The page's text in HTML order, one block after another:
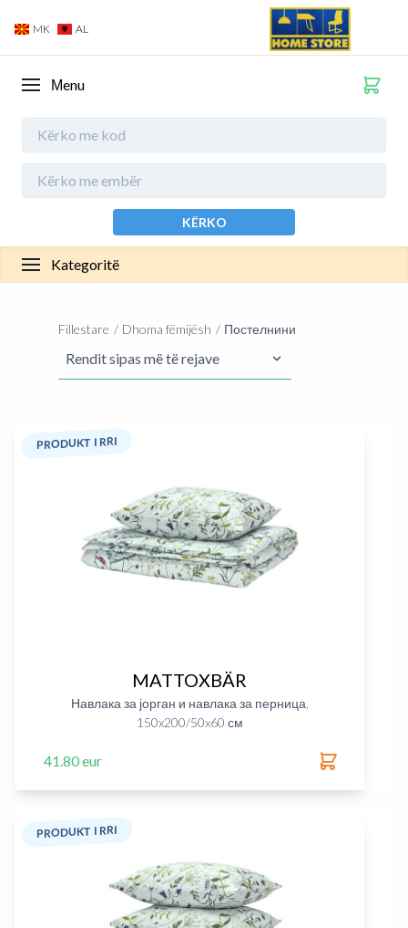
MK AL
Мenu
KËRKO
Kategoritë
Fillestare Dhoma fëmijësh Постелнини
PRODUKT I RRI
MATTOXBÄR
Навлака за јорган и навлака за перница,
150x200/50x60 см
41.80 eur
PRODUKT I RRI